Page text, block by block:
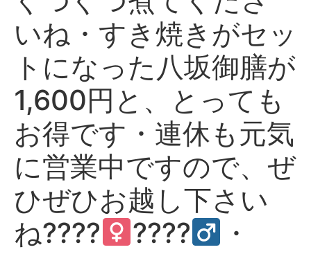
いね・すき焼きがセッ
トになった八坂御膳が
1,600円と、とっても
お得です・連休も元気
に営業中ですので、ぜ
ひぜひお越し下さい
ね????‍
????‍
・